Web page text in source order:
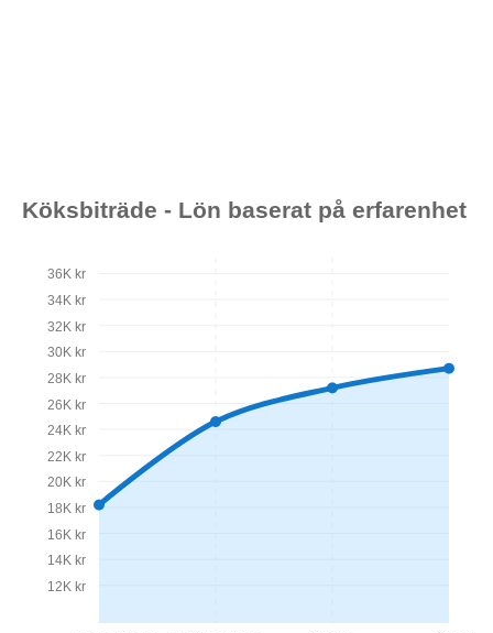
Köksbiträde - Lön baserat på erfarenhet
12K kr
14K kr
16K kr
18K kr
20K kr
22K kr
24K kr
26K kr
28K kr
30K kr
32K kr
34K kr
36K kr